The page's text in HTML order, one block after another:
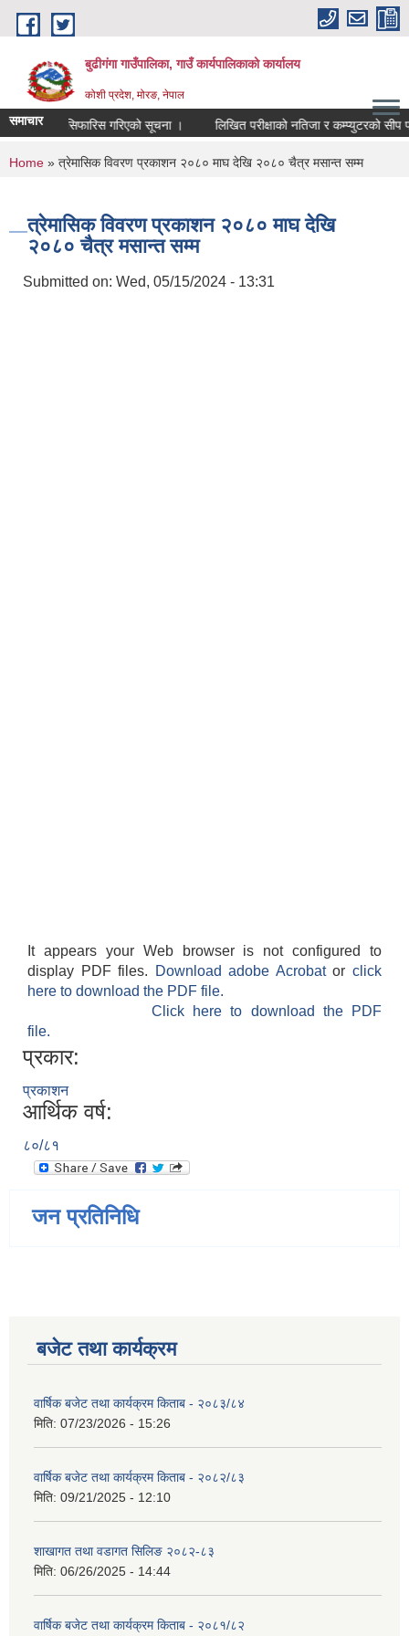
Skip to main content
बुढीगंगा गाउँपालिका, गाउँ कार्यपालिकाको कार्यालय
कोशी प्रदेश, मोरङ, नेपाल
समाचार
उम्मेदवार सिफारिस गरिएको सूचना । लिखित परीक्षाको नतिजा र कम्प्युटरको सीप
You are here
Home » त्रेमासिक विवरण प्रकाशन २०८० माघ देखि २०८० चैत्र मसान्त सम्म
त्रेमासिक विवरण प्रकाशन २०८० माघ देखि
२०८० चैत्र मसान्त सम्म
Submitted on: Wed, 05/15/2024 - 13:31
It appears your Web browser is not configured to
display PDF files.
Download adobe Acrobatorclick
here to download the PDF file.
Click here to download the PDF
file.
प्रकार:
प्रकाशन
आर्थिक वर्ष:
८०/८१
जन प्रतिनिधि
बजेट तथा कार्यक्रम
वार्षिक बजेट तथा कार्यक्रम किताब - २०८३/८४
मिति: 07/23/2026 - 15:26
वार्षिक बजेट तथा कार्यक्रम किताब - २०८२/८३
मिति: 09/21/2025 - 12:10
शाखागत तथा वडागत सिलिङ २०८२-८३
मिति: 06/26/2025 - 14:44
वार्षिक बजेट तथा कार्यक्रम किताब - २०८१/८२